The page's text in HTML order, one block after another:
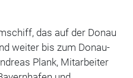
das auf der Donau
weiter bis zum Donau-
Plank, Mitarbeiter